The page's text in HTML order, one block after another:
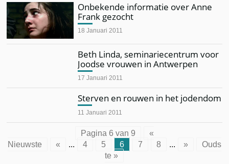
Onbekende informatie over Anne
Frank gezocht
18 Januari 2011
Beth Linda, seminariecentrum voor
Joodse vrouwen in Antwerpen
17 Januari 2011
Sterven en rouwen in het jodendom
11 Januari 2011
Pagina 6 van 9
«
Nieuwste
« ... 4 5 6 7 8 ... »
Ouds
te »